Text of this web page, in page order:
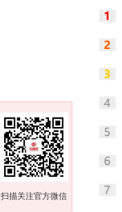
扫描关注官方微信